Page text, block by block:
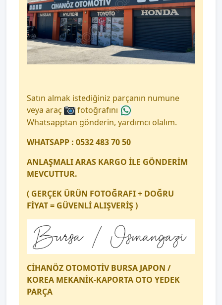
Satın almak istediğiniz parçanın numune
veya araç
fotoğrafını
Whatsapptan gönderin, yardımcı olalım.
WHATSAPP : 0532 483 70 50
ANLAŞMALI ARAS KARGO İLE GÖNDERİM
MEVCUTTUR.
( GERÇEK ÜRÜN FOTOĞRAFI + DOĞRU
FİYAT = GÜVENLİ ALIŞVERİŞ )
CİHANÖZ OTOMOTİV BURSA JAPON /
KOREA MEKANİK-KAPORTA OTO YEDEK
PARÇA